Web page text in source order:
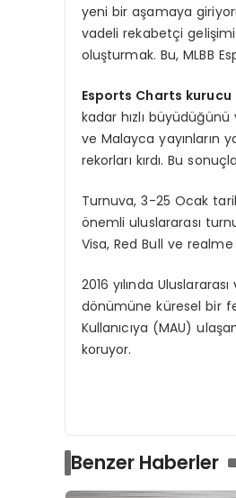
yeni bir aşamaya
vadeli rekabetçi
oluşturmak. Bu, MLBB
Esports Charts kurucu
kadar hızlı
ve Malayca yayınların
rekorları kırdı. Bu
Turnuva, 3-25 Ocak
önemli uluslararası
Visa, Red Bull ve
2016 yılında
dönümüne küresel bir
Kullanıcıya (MAU)
koruyor.
Benzer Haberler